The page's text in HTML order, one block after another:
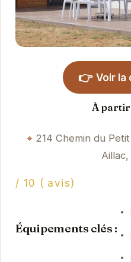
👉 Voir la
À partir
214 Chemin du
/ 10 ( avis)
Équipements clés :